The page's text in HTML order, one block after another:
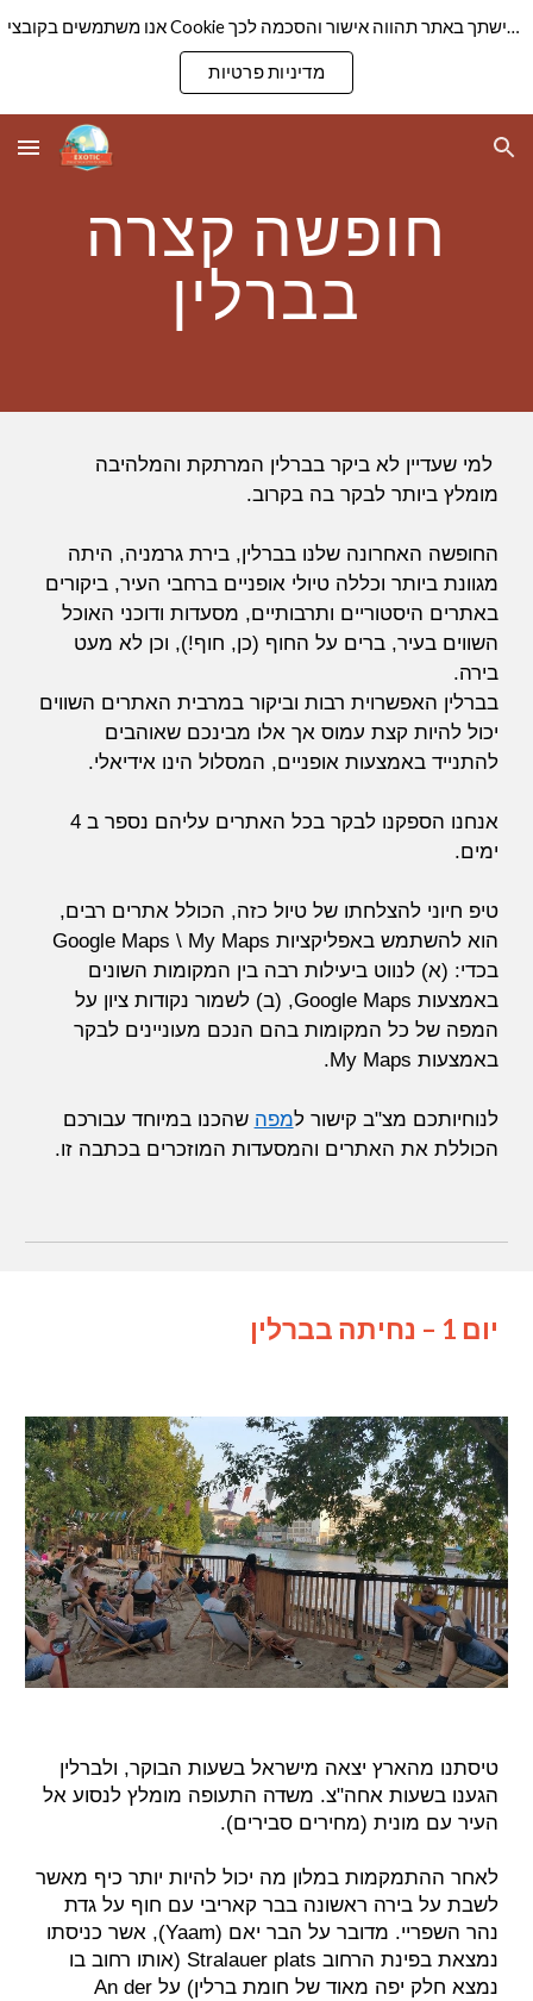
Skip to main content Skip to navigation
אנו משתמשים בקובצי Cookie כדי להבטיח שנספק לך את חוויית הגלישה הטובה ביותר באתר שלנו. המשך גלישתך באתר תהווה אישור והסכמה לכך
מדיניות פרטיות
חופשה קצרה
בברלין
למי שעדיין לא ביקר בברלין המרתקת והמלהיבה
מומלץ ביותר לבקר בה בקרוב.
החופשה האחרונה שלנו בברלין, בירת גרמניה, היתה
מגוונת ביותר וכללה טיולי אופניים ברחבי העיר, ביקורים
באתרים היסטוריים ותרבותיים, מסעדות ודוכני האוכל
השווים בעיר, ברים על החוף (כן, חוף!), וכן לא מעט
בירה.
בברלין האפשרוית רבות וביקור במרבית האתרים השווים
יכול להיות קצת עמוס אך אלו מבינכם שאוהבים
להתנייד באמצעות אופניים, המסלול הינו אידיאלי.
אנחנו הספקנו לבקר בכל האתרים עליהם נספר ב 4
ימים.
טיפ חיוני להצלחתו של טיול כזה, הכולל אתרים רבים,
הוא להשתמש באפליקציות Google Maps \ My Maps
בכדי: (א) לנווט ביעילות רבה בין המקומות השונים
באמצעות Google Maps, (ב) לשמור נקודות ציון על
המפה של כל המקומות בהם הנכם מעוניינים לבקר
באמצעות My Maps.
לנוחיותכם מצ"ב קישור למפה שהכנו במיוחד עבורכם
הכוללת את האתרים והמסעדות המוזכרים בכתבה זו.
יום 1 – נחיתה בברלין
טיסתנו מהארץ יצאה מישראל בשעות הבוקר, ולברלין
הגענו בשעות אחה"צ. משדה התעופה מומלץ לנסוע אל
העיר עם מונית (מחירים סבירים).
לאחר ההתמקמות במלון מה יכול להיות יותר כיף מאשר
לשבת על בירה ראשונה בבר קאריבי עם חוף על גדת
נהר השפריי. מדובר על הבר יאם (Yaam), אשר כניסתו
נמצאת בפינת הרחוב Stralauer plats (אותו רחוב בו
נמצא חלק יפה מאוד של חומת ברלין) על An der